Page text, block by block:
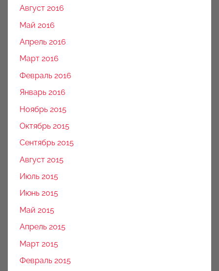
Август 2016
Май 2016
Апрель 2016
Март 2016
Февраль 2016
Январь 2016
Ноябрь 2015
Октябрь 2015
Сентябрь 2015
Август 2015
Июль 2015
Июнь 2015
Май 2015
Апрель 2015
Март 2015
Февраль 2015